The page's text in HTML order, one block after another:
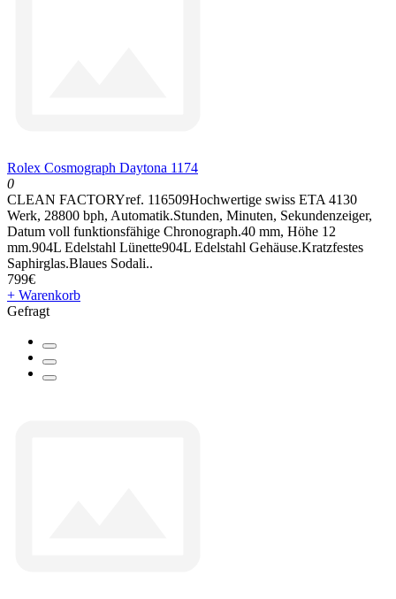
Rolex Cosmograph Daytona 1174
0
CLEAN FACTORYref. 116509Hochwertige swiss ETA 4130
Werk, 28800 bph, Automatik.Stunden, Minuten, Sekundenzeiger,
Datum voll funktionsfähige Chronograph.40 mm, Höhe 12
mm.904L Edelstahl Lünette904L Edelstahl Gehäuse.Kratzfestes
Saphirglas.Blaues Sodali..
799€
+ Warenkorb
Gefragt